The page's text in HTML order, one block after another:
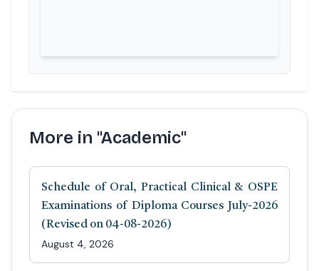
More in "Academic"
Schedule of Oral, Practical Clinical & OSPE
Examinations of Diploma Courses July-2026
(Revised on 04-08-2026)
August 4, 2026